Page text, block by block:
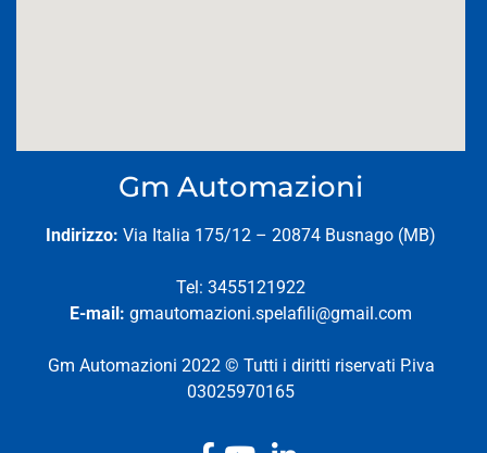
Gm Automazioni
Indirizzo: Via Italia 175/12 – 20874 Busnago (MB)
Tel: 3455121922
E-mail: gmautomazioni.spelafili@gmail.com
Gm Automazioni 2022 © Tutti i diritti riservati P.iva
03025970165